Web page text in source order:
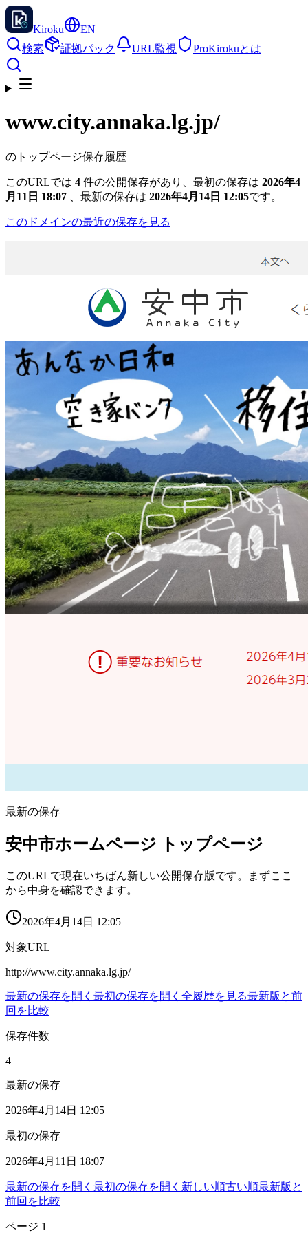
Kiroku
EN
検索
証拠パック URL監視 ProKirokuとは
www.city.annaka.lg.jp/
のトップページ保存履歴
このURLでは 4 件の公開保存があり、最初の保存は 2026年4
月11日 18:07
、最新の保存は 2026年4月14日 12:05です。
このドメインの最近の保存を見る
最新の保存
安中市ホームページ トップページ
このURLで現在いちばん新しい公開保存版です。まずここ
から中身を確認できます。
2026年4月14日 12:05
対象URL
http://www.city.annaka.lg.jp/
最新の保存を開く 最初の保存を開く 全履歴を見る最新版と前
回を比較
保存件数
4
最新の保存
2026年4月14日 12:05
最初の保存
2026年4月11日 18:07
最新の保存を開く 最初の保存を開く 新しい順古い順最新版と
前回を比較
ページ 1